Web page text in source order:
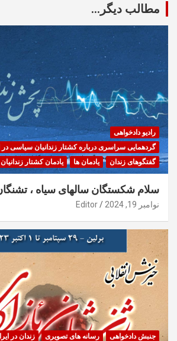
مطالب دیگر...
رادیو دادخواهی
گردهمایی سراسری درباره کشتار زندانیان سیاسی در
گفتگوهای زندان
یادمان ها یادمان کشتار
سلام شکستگان سالهای سیاه ،
نوامبر 19, 2024 Editor
جنبش دادخواهی رسانه های تصویری زندان در